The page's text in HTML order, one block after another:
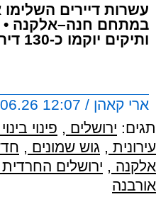
עשרות דיירים
במתחם חנה–אלקנה •
ותיקים יוקמו כ-130 דירות חדשות
ארי קאהן / 12:07 30.06.26
תגים: ירושלים , פינוי בינוי
עירונית , גוש שמונים ,
אלקנה , ירושלים החרדית
אורבנה